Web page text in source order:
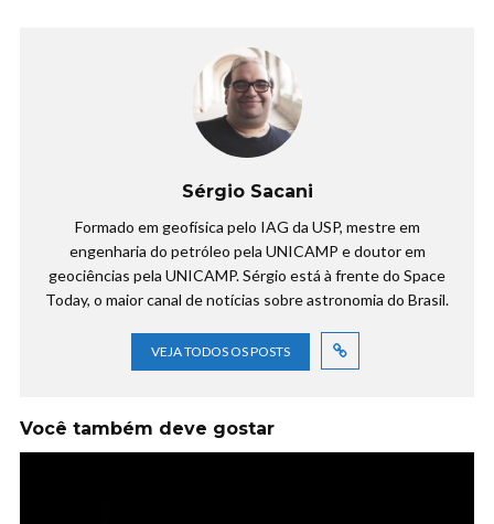
Sérgio Sacani
Formado em geofísica pelo IAG da USP, mestre em
engenharia do petróleo pela UNICAMP e doutor em
geociências pela UNICAMP. Sérgio está à frente do Space
Today, o maior canal de notícias sobre astronomia do Brasil.
VEJA TODOS OS POSTS
Você também deve gostar